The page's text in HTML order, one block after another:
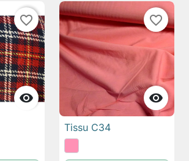

favorite_border

favorite_border
Tissu C34